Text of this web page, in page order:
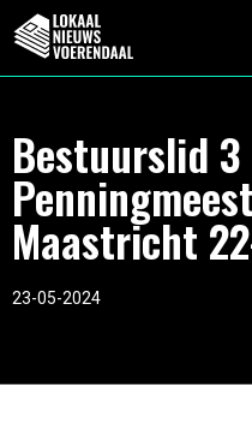
Bestuurslid 3
Maastricht
23-05-2024